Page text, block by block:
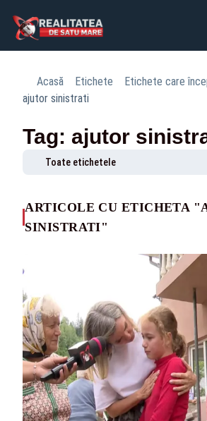
Acasă Etichete
Etichete care
ajutor sinistrati
Tag: ajutor
Toate etichetele
ARTICOLE CU ETICHETA
SINISTRATI"